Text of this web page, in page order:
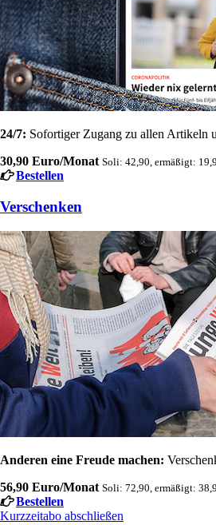
24/7: Sofortiger Zugang zu allen Artikeln
30,90 Euro/Monat Soli: 42,90, ermäßigt:
Bestellen
Verschenken
Anderen eine Freude machen:
56,90 Euro/Monat Soli: 72,90, ermäßigt:
Bestellen
Kurzzeitabo abschließen